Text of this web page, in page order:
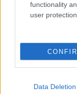
functionality
user protection.
Data Deletion